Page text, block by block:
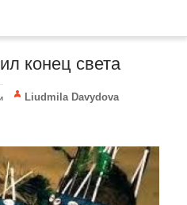
конец света
Liudmila Davydova